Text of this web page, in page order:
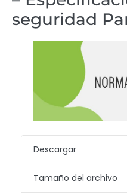
seguridad
Descargar
Tamaño del archivo